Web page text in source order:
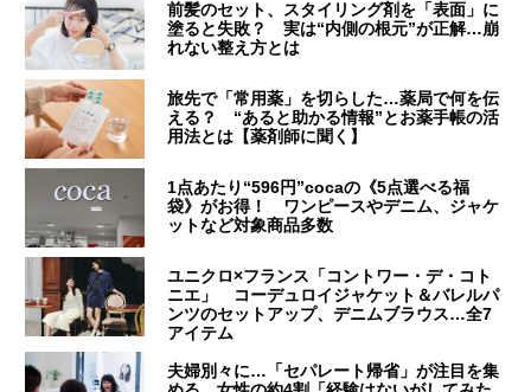
前髪のセット、スタイリング剤を「表面」に
塗ると失敗？ 実は“内側の根元”が正解…崩
れない整え方とは
旅先で「常用薬」を切らした…薬局で何を伝
える？ “あると助かる情報”とお薬手帳の活
用法とは【薬剤師に聞く】
1点あたり“596円”cocaの《5点選べる福
袋》がお得！ ワンピースやデニム、ジャケ
ットなど対象商品多数
ユニクロ×フランス「コントワー・デ・コト
ニエ」 コーデュロイジャケット＆バレルパ
ンツのセットアップ、デニムブラウス…全7
アイテム
夫婦別々に…「セパレート帰省」が注目を集